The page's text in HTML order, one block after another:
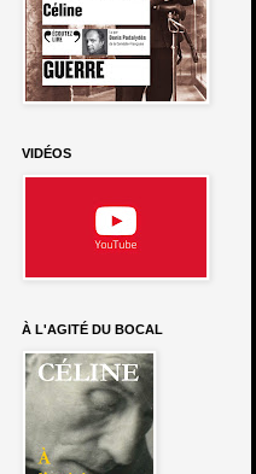
VIDÉOS
À L'AGITÉ DU BOCAL